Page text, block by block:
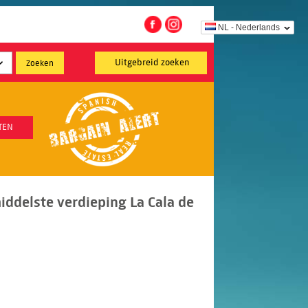
NL - Nederlands
Uitgebreid zoeken
verdieping La Cala de